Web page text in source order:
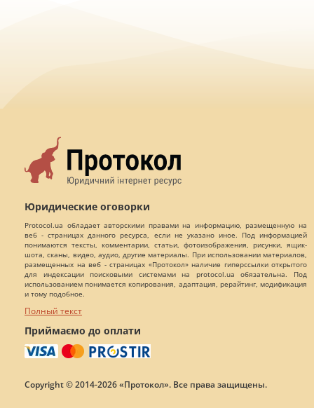
Юридические оговорки
Protocol.ua обладает авторскими правами на информацию, размещенную на
веб - страницах данного ресурса, если не указано иное. Под информацией
понимаются тексты, комментарии, статьи, фотоизображения, рисунки, ящик-
шота, сканы, видео, аудио, другие материалы. При использовании материалов,
размещенных на веб - страницах «Протокол» наличие гиперссылки открытого
для индексации поисковыми системами на protocol.ua обязательна. Под
использованием понимается копирования, адаптация, рерайтинг, модификация
и тому подобное.
Полный текст
Приймаємо до оплати
Copyright © 2014-2026 «Протокол». Все права защищены.